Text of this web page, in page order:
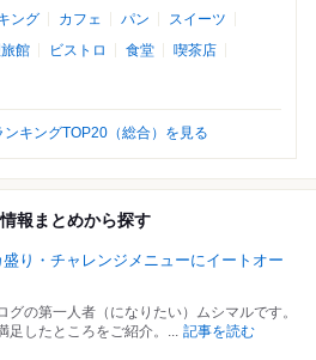
ング カフェ パン
スイーツ
館 ビストロ 食堂
喫茶店
キングTOP20（総合）を見る
報まとめから探す
盛り・チャレンジメニューにイートオー
グの第一人者（になりたい）ムシマルです。
足したところをご紹介。... 記事を読む